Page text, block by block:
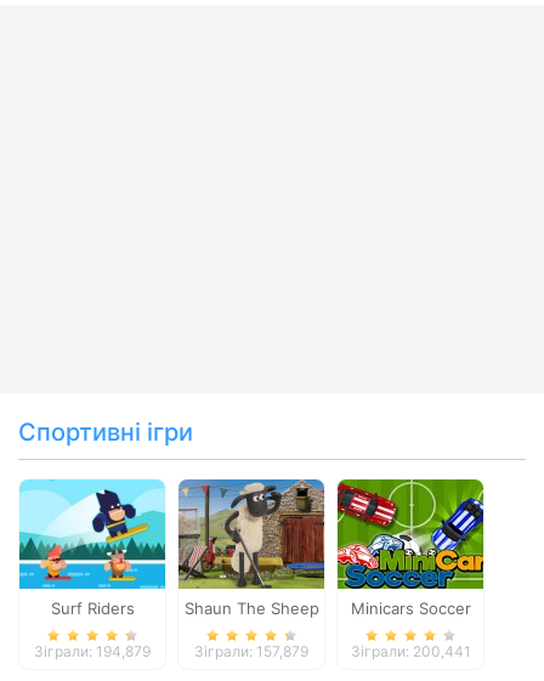
Спортивні ігри
Surf Riders
Зіграли: 194,879
Shaun The Sheep
Baahmy Golf
Зіграли: 157,879
Minicars Soccer
Зіграли: 200,441